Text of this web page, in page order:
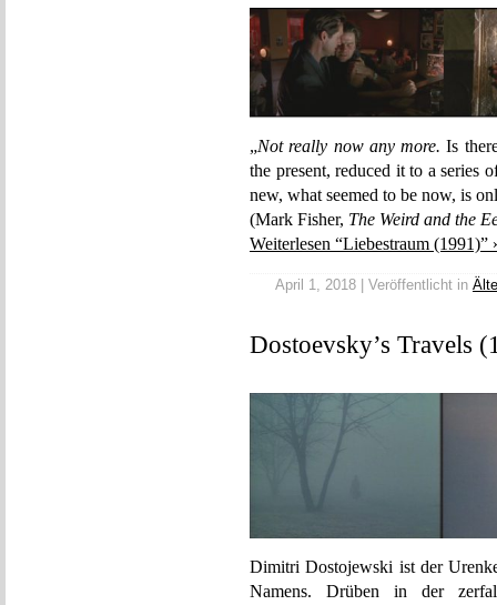
„Not really now any more. Is
the present, reduced it to a series
new, what seemed to be now, is
(Mark Fisher, The Weird and the
Weiterlesen “Liebestraum (1991)”
April 1, 2018 | Veröffentlicht in
Dostoevsky’s Travels
Dimitri Dostojewski ist der
Namens. Drüben in der